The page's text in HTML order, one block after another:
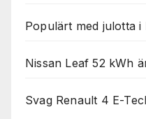
Populärt med julotta i
Nissan Leaf 52 kWh
Svag Renault 4 E-